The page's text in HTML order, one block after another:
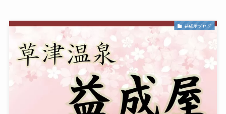
益成屋ブログ